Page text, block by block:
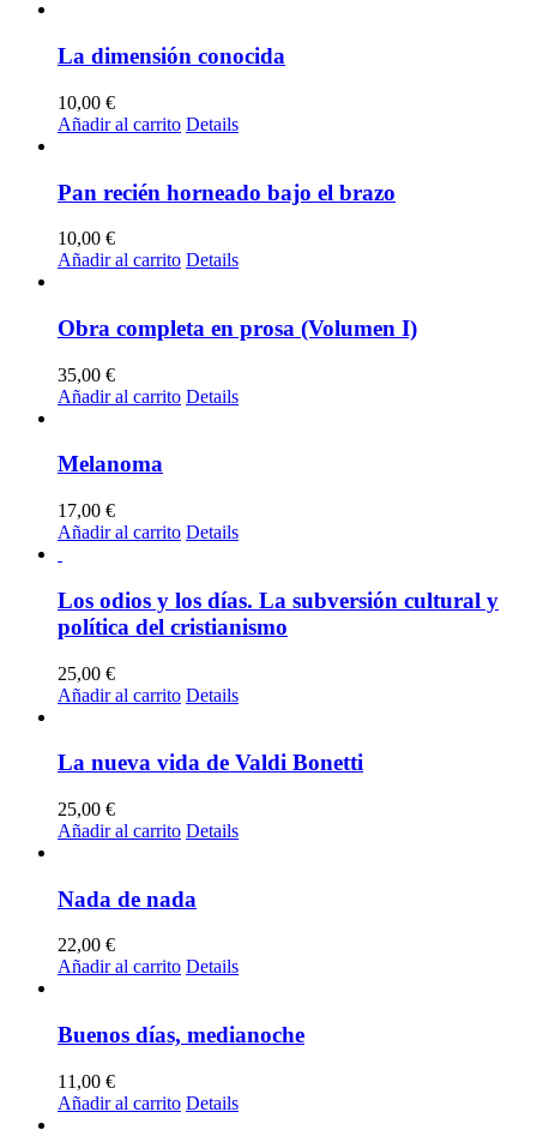
La dimensión conocida
10,00 €
Añadir al carrito Details
Pan recién horneado bajo el brazo
10,00 €
Añadir al carrito Details
Obra completa en prosa (Volumen I)
35,00 €
Añadir al carrito Details
Melanoma
17,00 €
Añadir al carrito Details
Los odios y los días. La subversión cultural y
política del cristianismo
25,00 €
Añadir al carrito Details
La nueva vida de Valdi Bonetti
25,00 €
Añadir al carrito Details
Nada de nada
22,00 €
Añadir al carrito Details
Buenos días, medianoche
11,00 €
Añadir al carrito Details